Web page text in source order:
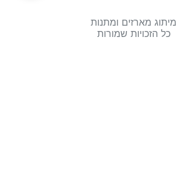
מיתוג מארזים ומתנות
כל הזכויות שמורות